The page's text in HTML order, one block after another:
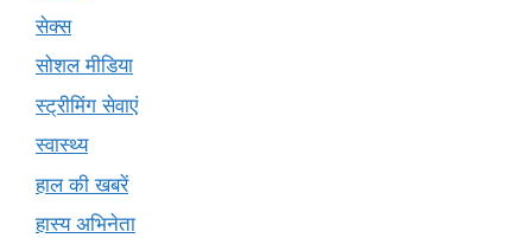
सेक्स
सोशल मीडिया
स्ट्रीमिंग सेवाएं
स्वास्थ्य
हाल की खबरें
हास्य अभिनेता